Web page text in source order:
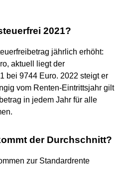
2021?
jährlich erhöht:
aktuell liegt der
bei 9744 Euro. 2022 steigt er
vom Renten-Eintrittsjahr gilt
in jedem Jahr für alle
der Durchschnitt?
zur Standardrente